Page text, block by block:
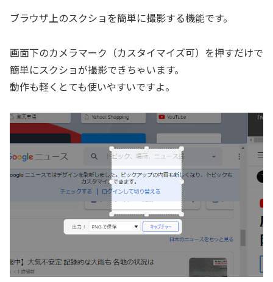
ブラウザ上のスクショを簡単に撮影する機能です。
画面下のカメラマーク（カスタイマイズ可）を押すだけで
簡単にスクショが撮影できちゃいます。
動作も軽くとても使いやすいですよ。